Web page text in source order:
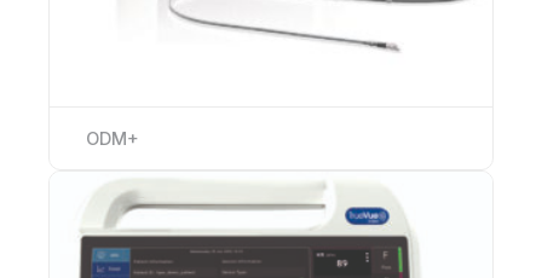
ODM+